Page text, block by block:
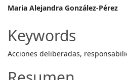
Main
Article
Content
Maria Alejandra González-Pérez
Keywords
Acciones deliberadas,